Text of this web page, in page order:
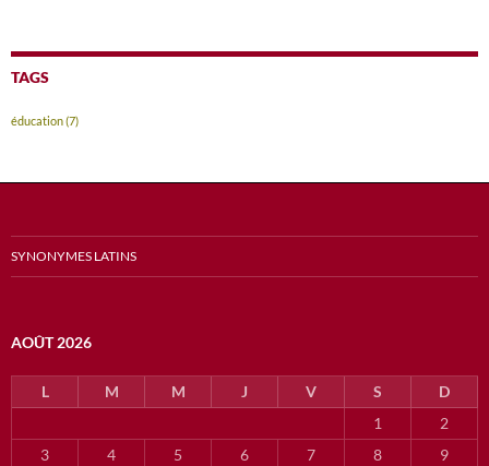
TAGS
éducation(7)
SYNONYMES LATINS
AOÛT 2026
L M M J V S
D
1
2
3
4 5 6 7 8 9